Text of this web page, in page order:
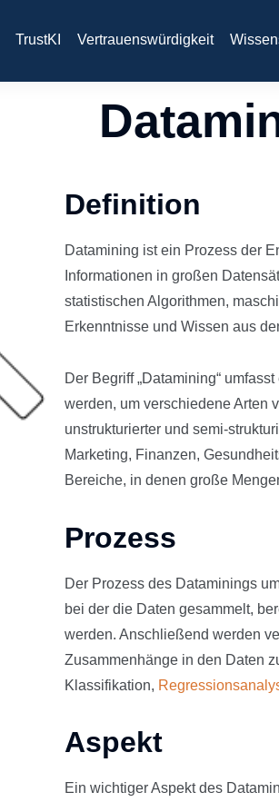
TrustKI Vertrauenswürdigkeit
Definition
Datamining ist ein Prozess der
Informationen in großen
statistischen Algorithmen,
Erkenntnisse und Wissen aus
Der Begriff „Datamining“
werden, um verschiedene Arten
unstrukturierter und semi-
Marketing, Finanzen,
Bereiche, in denen große
Prozess
Der Prozess des Dataminings
bei der die Daten gesammelt,
werden. Anschließend werden
Zusammenhänge in den Daten
Klassifikation,
Aspekt
Ein wichtiger Aspekt des